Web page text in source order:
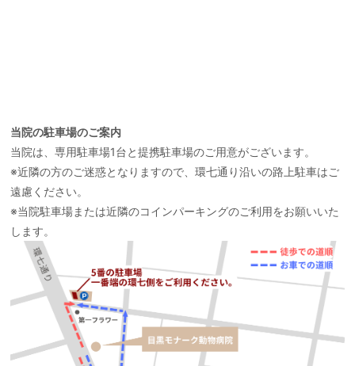
当院の駐車場のご案内
当院は、専用駐車場1台と提携駐車場のご用意がございます。
※近隣の方のご迷惑となりますので、環七通り沿いの路上駐車はご
遠慮ください。
※当院駐車場または近隣のコインパーキングのご利用をお願いいた
します。